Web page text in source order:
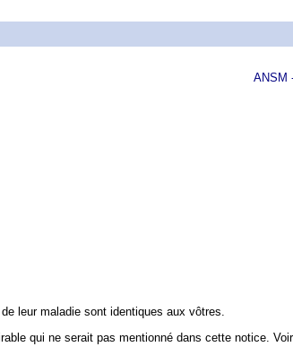
ANSM
leur maladie sont identiques aux vôtres.
qui ne serait pas mentionné dans cette notice.